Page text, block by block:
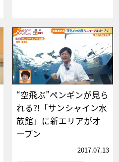
“空飛ぶ”ペンギンが見ら
れる?!「サンシャイン水
族館」に新エリアがオ
ープン
2017.07.13